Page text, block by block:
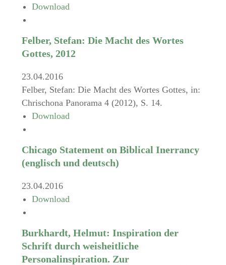
Download
Felber, Stefan: Die Macht des Wortes
Gottes, 2012
23.04.2016
Felber, Stefan: Die Macht des Wortes Gottes, in:
Chrischona Panorama 4 (2012), S. 14.
Download
Chicago Statement on Biblical Inerrancy
(englisch und deutsch)
23.04.2016
Download
Burkhardt, Helmut: Inspiration der
Schrift durch weisheitliche
Personalinspiration. Zur